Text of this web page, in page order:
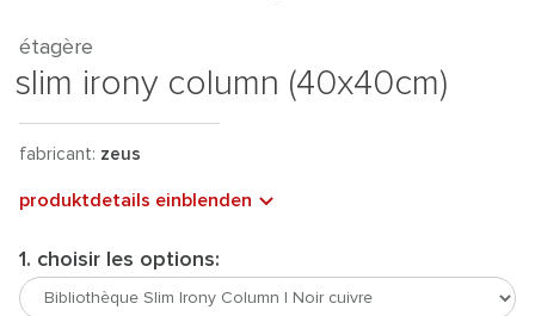
étagère
slim irony column (40x40cm)
fabricant: zeus
produktdetails einblenden
1. choisir les options: